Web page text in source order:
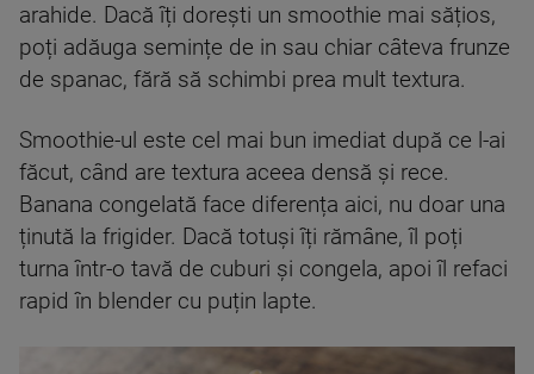
arahide. Dacă îți dorești un smoothie mai sățios,
poți adăuga semințe de in sau chiar câteva frunze
de spanac, fără să schimbi prea mult textura.
Smoothie-ul este cel mai bun imediat după ce l-ai
făcut, când are textura aceea densă și rece.
Banana congelată face diferența aici, nu doar una
ținută la frigider. Dacă totuși îți rămâne, îl poți
turna într-o tavă de cuburi și congela, apoi îl refaci
rapid în blender cu puțin lapte.